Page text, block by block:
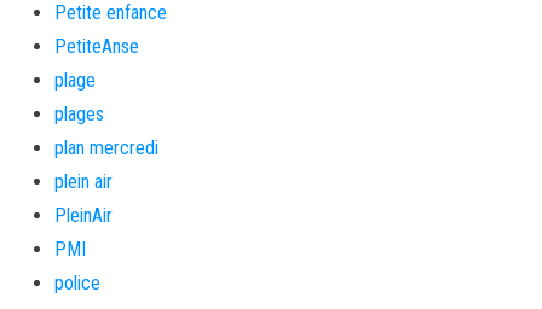
Petite enfance
PetiteAnse
plage
plages
plan mercredi
plein air
PleinAir
PMI
police